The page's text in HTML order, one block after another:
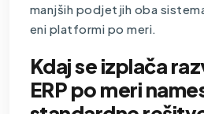
manjših podjetjih oba
eni platformi po meri.
Kdaj se izplača
ERP po meri